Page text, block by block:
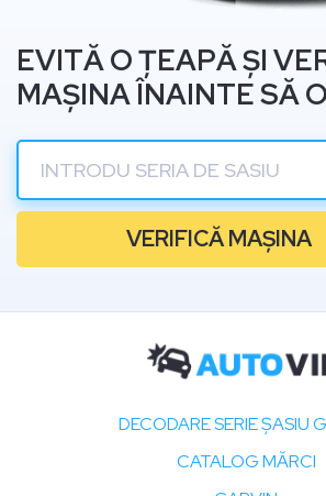
EVITĂ O ȚEAPĂ ȘI
MAȘINA ÎNAINTE SĂ
VERIFICĂ MAȘINA
DECODARE SERIE ȘASIU
CATALOG MĂRCI